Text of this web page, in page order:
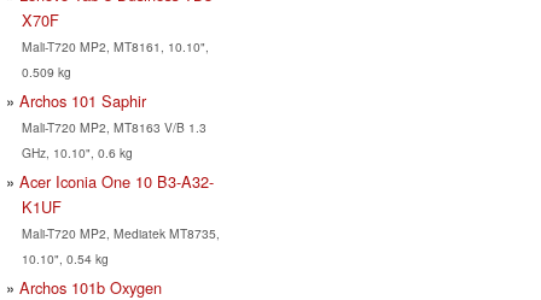
X70F
Mali-T720 MP2, MT8161, 10.10",
0.509 kg
Archos 101 Saphir
Mali-T720 MP2, MT8163 V/B 1.3
GHz, 10.10", 0.6 kg
Acer Iconia One 10 B3-A32-
K1UF
Mali-T720 MP2, Mediatek MT8735,
10.10", 0.54 kg
Archos 101b Oxygen